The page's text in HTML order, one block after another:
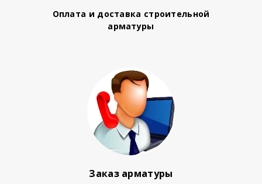
Оплата и доставка строительной
арматуры
Заказ арматуры